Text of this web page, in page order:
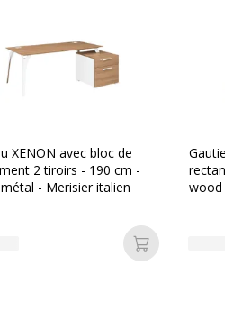
XENON avec bloc de
2 tiroirs - 190 cm -
- Merisier italien
Añadir a la
wood